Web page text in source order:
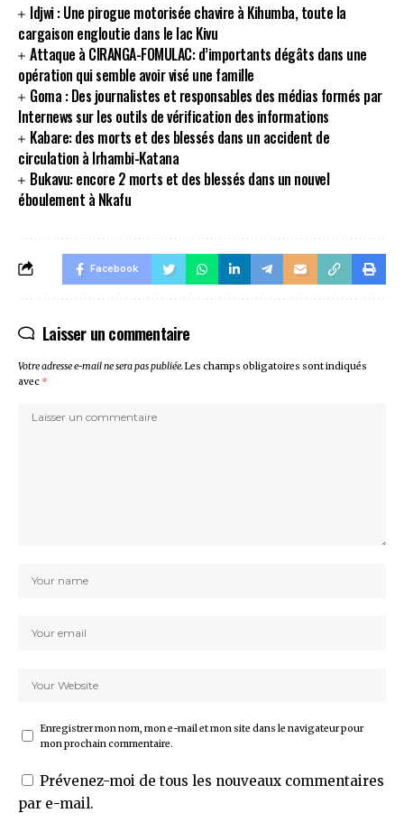
Idjwi : Une pirogue motorisée chavire à Kihumba, toute la
cargaison engloutie dans le lac Kivu
Attaque à CIRANGA-FOMULAC: d’importants dégâts dans une
opération qui semble avoir visé une famille
Goma : Des journalistes et responsables des médias formés par
Internews sur les outils de vérification des informations
Kabare: des morts et des blessés dans un accident de
circulation à Irhambi-Katana
Bukavu: encore 2 morts et des blessés dans un nouvel
éboulement à Nkafu
Facebook
Laisser un commentaire
Votre adresse e-mail ne sera pas publiée.Les champs obligatoires sont indiqués
avec *
Enregistrer mon nom, mon e-mail et mon site dans le navigateur pour
mon prochain commentaire.
Prévenez-moi de tous les nouveaux commentaires
par e-mail.